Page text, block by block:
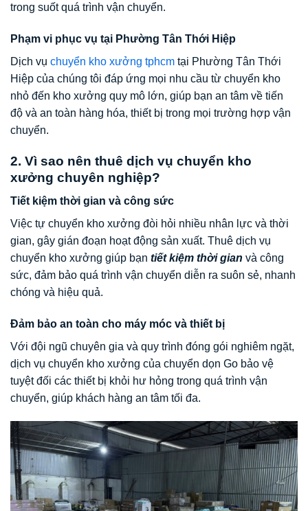
trong suốt quá trình vận chuyển.
Phạm vi phục vụ tại Phường Tân Thới Hiệp
Dịch vụ chuyển kho xưởng tphcm tại Phường Tân Thới
Hiệp của chúng tôi đáp ứng mọi nhu cầu từ chuyển kho
nhỏ đến kho xưởng quy mô lớn, giúp bạn an tâm về tiến
độ và an toàn hàng hóa, thiết bị trong mọi trường hợp vận
chuyển.
2. Vì sao nên thuê dịch vụ chuyển kho
xưởng chuyên nghiệp?
Tiết kiệm thời gian và công sức
Việc tự chuyển kho xưởng đòi hỏi nhiều nhân lực và thời
gian, gây gián đoạn hoạt động sản xuất. Thuê dịch vụ
chuyển kho xưởng giúp bạn tiết kiệm thời gian và công
sức, đảm bảo quá trình vận chuyển diễn ra suôn sẻ, nhanh
chóng và hiệu quả.
Đảm bảo an toàn cho máy móc và thiết bị
Với đội ngũ chuyên gia và quy trình đóng gói nghiêm ngặt,
dịch vụ chuyển kho xưởng của chuyển dọn Go bảo vệ
tuyệt đối các thiết bị khỏi hư hỏng trong quá trình vận
chuyển, giúp khách hàng an tâm tối đa.